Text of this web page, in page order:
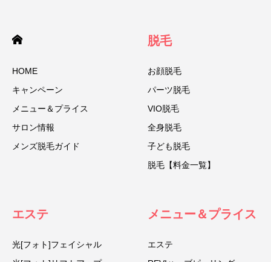
HOME
キャンペーン
メニュー＆プライス
サロン情報
メンズ脱毛ガイド
脱毛
お顔脱毛
パーツ脱毛
VIO脱毛
全身脱毛
子ども脱毛
脱毛【料金一覧】
エステ
光[フォト]フェイシャル
メニュー＆プライス
エステ